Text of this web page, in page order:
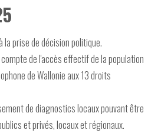
la prise de décision politique.
de l'accès effectif de la population
de Wallonie aux 13 droits
de diagnostics locaux pouvant être
et privés, locaux et régionaux.